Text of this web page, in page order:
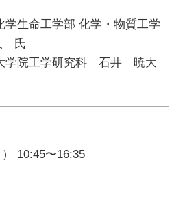
生命工学部 化学・物質工学
氏
学院工学研究科 石井 暁大
10:45〜16:35